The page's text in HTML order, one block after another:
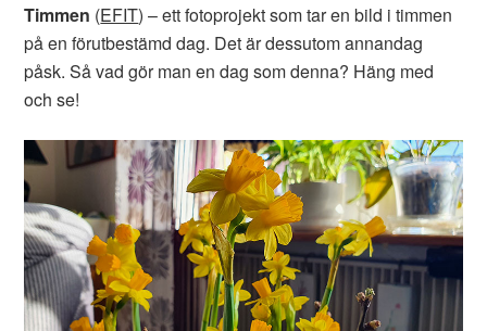
Timmen (EFIT) – ett fotoprojekt som tar en bild i timmen
på en förutbestämd dag. Det är dessutom annandag
påsk. Så vad gör man en dag som denna? Häng med
och se!